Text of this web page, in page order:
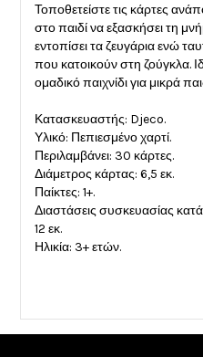
Τοποθετείστε τις κάρτες
στο παιδί να εξασκήσει τη
εντοπίσει τα ζευγάρια ενώ
που κατοικούν στη ζούγκλα.
ομαδικό παιχνίδι για μικρά
Κατασκευαστής: Djeco.
Υλικό: Πεπιεσμένο χαρτί.
Περιλαμβάνει: 30 κάρτες.
Διάμετρος κάρτας: 6,5 εκ.
Παίκτες: 1+.
Διαστάσεις συσκευασίας
12 εκ.
Ηλικία: 3+ ετών.